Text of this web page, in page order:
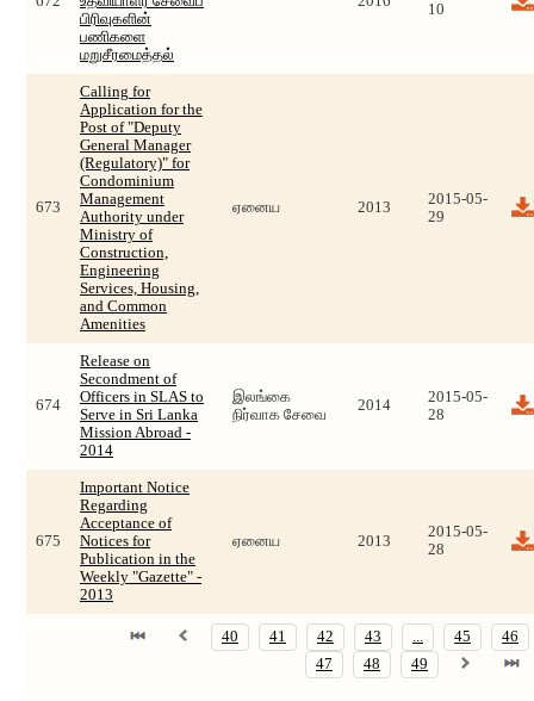
பிரிவுகளின்
பணிகளை
மறுசீரமைத்தல்
10
673
Calling for
Application for the
Post of "Deputy
General Manager
(Regulatory)" for
Condominium
Management
Authority under
Ministry of
Construction,
Engineering
Services, Housing,
and Common
Amenities
ஏனைய 2013
2015-05-
29
674
Release on
Secondment of
Officers in SLAS to
Serve in Sri Lanka
Mission Abroad -
2014
இலங்கை
நிர்வாக சேவை
2014
2015-05-
28
675
Important Notice
Regarding
Acceptance of
Notices for
Publication in the
Weekly "Gazette" -
2013
ஏனைய 2013
2015-05-
28
40 41 42 43 ... 45
46
47
48 49